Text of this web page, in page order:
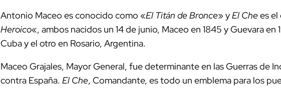
Antonio Maceo es conocido como «El Titán de Bronce» yEl Chees
Heroico«, ambos nacidos un 14 de junio, Maceo en 1845 y Guevara
Cuba y el otro en Rosario, Argentina.
Maceo Grajales, Mayor General, fue determinante en las Guerras de
contra España. El Che, Comandante, es todo un emblema para los